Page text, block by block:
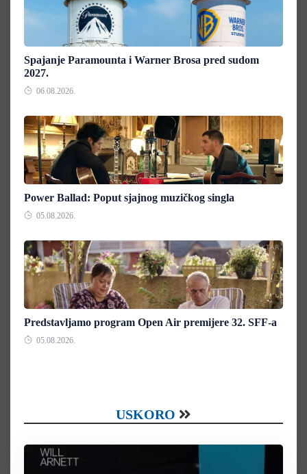
Spajanje Paramounta i Warner Brosa pred sudom
2027.
06.08.2026.
Power Ballad: Poput sjajnog muzičkog singla
05.08.2026.
Predstavljamo program Open Air premijere 32. SFF-a
05.08.2026.
USKORO